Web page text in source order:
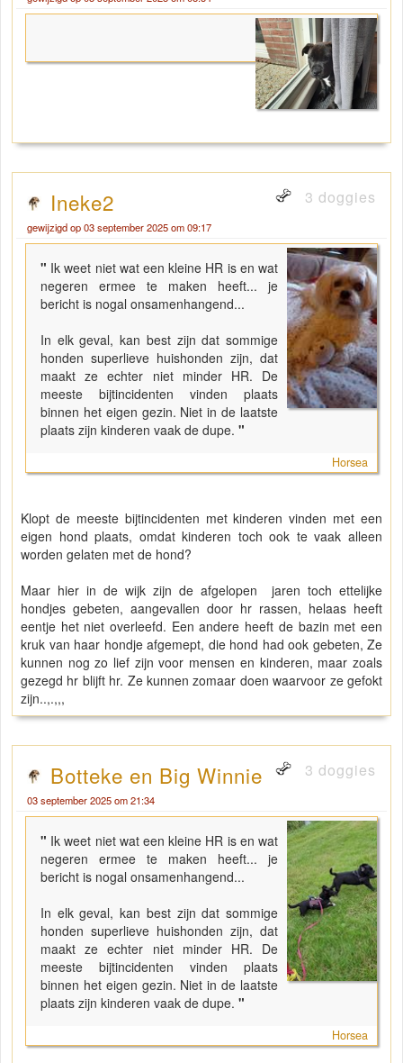
Ineke2 3 doggies
gewijzigd op 03 september 2025 om 09:17
" Ik weet niet wat een kleine HR is en wat
negeren ermee te maken heeft... je
bericht is nogal onsamenhangend...
In elk geval, kan best zijn dat sommige
honden superlieve huishonden zijn, dat
maakt ze echter niet minder HR. De
meeste bijtincidenten vinden plaats
binnen het eigen gezin. Niet in de laatste
plaats zijn kinderen vaak de dupe. "
Horsea
Klopt de meeste bijtincidenten met kinderen vinden met een
eigen hond plaats, omdat kinderen toch ook te vaak alleen
worden gelaten met de hond?
Maar hier in de wijk zijn de afgelopen jaren toch ettelijke
hondjes gebeten, aangevallen door hr rassen, helaas heeft
eentje het niet overleefd. Een andere heeft de bazin met een
kruk van haar hondje afgemept, die hond had ook gebeten, Ze
kunnen nog zo lief zijn voor mensen en kinderen, maar zoals
gezegd hr blijft hr. Ze kunnen zomaar doen waarvoor ze gefokt
zijn..,.,,,
Botteke en Big Winnie 3 doggies
03 september 2025 om 21:34
" Ik weet niet wat een kleine HR is en wat
negeren ermee te maken heeft... je
bericht is nogal onsamenhangend...
In elk geval, kan best zijn dat sommige
honden superlieve huishonden zijn, dat
maakt ze echter niet minder HR. De
meeste bijtincidenten vinden plaats
binnen het eigen gezin. Niet in de laatste
plaats zijn kinderen vaak de dupe. "
Horsea